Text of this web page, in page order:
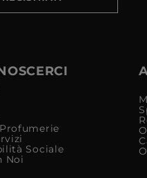
Sociale
Noi